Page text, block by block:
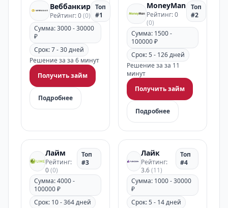
Веббанкир
Рейтинг: 0(0)
Топ
#1
Сумма: 3000 - 30000
₽
Срок: 7 - 30 дней
Решение за за 6 минут
Получить займ
Подробнее
MoneyMan
Рейтинг: 0
(0)
Топ
#2
Сумма: 1500 -
100000 ₽
Срок: 5 - 126 дней
Решение за за 11
минут
Получить займ
Подробнее
Лайм
Рейтинг:
0(0)
Топ
#3
Сумма: 4000 -
100000 ₽
Срок: 10 - 364 дней
Лайк
Рейтинг:
3.6(11)
Топ
#4
Сумма: 1000 - 30000
₽
Срок: 5 - 14 дней